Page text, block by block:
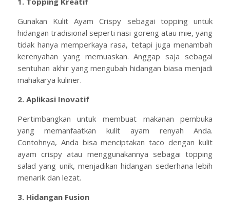
Gunakan Kulit Ayam Crispy sebagai topping untuk
hidangan tradisional seperti nasi goreng atau mie, yang
tidak hanya memperkaya rasa, tetapi juga menambah
kerenyahan yang memuaskan. Anggap saja sebagai
sentuhan akhir yang mengubah hidangan biasa menjadi
mahakarya kuliner.
2. Aplikasi Inovatif
Pertimbangkan untuk membuat makanan pembuka
yang memanfaatkan kulit ayam renyah Anda.
Contohnya, Anda bisa menciptakan taco dengan kulit
ayam crispy atau menggunakannya sebagai topping
salad yang unik, menjadikan hidangan sederhana lebih
menarik dan lezat.
3. Hidangan Fusion